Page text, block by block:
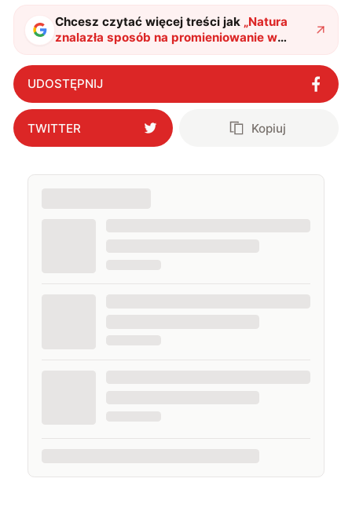
także uprawiać oraz oglądać sport.
Chcesz czytać więcej treści jak „Natura
znalazła sposób na promieniowanie w
Czarnobylu. Ten organizm zachowuje się
wbrew wszelkim zasadom biologii"?
UDOSTĘPNIJ
TWITTER Kopiuj